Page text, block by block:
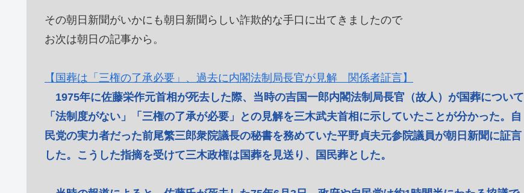
その朝日新聞がいかにも朝日新聞らしい詐欺的な手口に出てきましたので
お次は朝日の記事から。
【国葬は「三権の了承必要」、過去に内閣法制局長官が見解 関係者証言】
1975年に佐藤栄作元首相が死去した際、当時の吉国一郎内閣法制局長官（故人）が国葬について
「法制度がない」「三権の了承が必要」との見解を三木武夫首相に示していたことが分かった。自
民党の実力者だった前尾繁三郎衆院議長の秘書を務めていた平野貞夫元参院議員が朝日新聞に証言
した。こうした指摘を受けて三木政権は国葬を見送り、国民葬とした。